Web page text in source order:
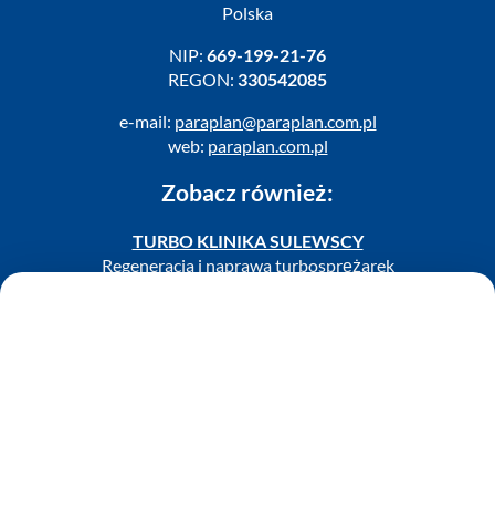
Polska
NIP: 669-199-21-76
REGON: 330542085
e-mail: paraplan@paraplan.com.pl
web: paraplan.com.pl
Zobacz również:
TURBO KLINIKA SULEWSCY
Regeneracja i naprawa turbosprężarek